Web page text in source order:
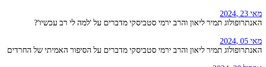
מאי 23 ,2024
האנתרופולוג תמיר ליאון והרב ירמי סטביסקי מדברים על 'למה לי רב עכשיו'?
מאי 05 ,2024
האנתרופולוג תמיר ליאון והרב ירמי סטביסקי מדברים על הסיפור האמיתי של החרדים